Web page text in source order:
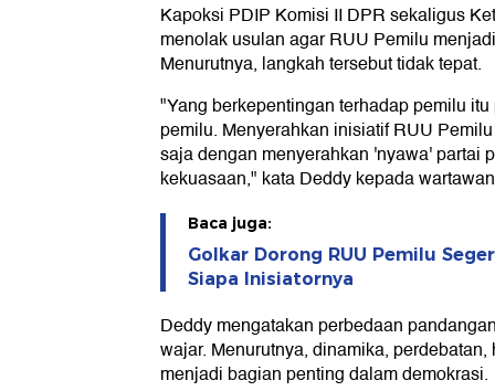
Kapoksi PDIP Komisi II DPR sekaligus
menolak usulan agar RUU Pemilu
Menurutnya, langkah tersebut tidak tepat.
"Yang berkepentingan terhadap pemilu
pemilu. Menyerahkan inisiatif RUU
saja dengan menyerahkan 'nyawa' partai
kekuasaan," kata Deddy kepada
Baca juga:
Golkar Dorong RUU Pemilu
Siapa Inisiatornya
Deddy mengatakan perbedaan
wajar. Menurutnya, dinamika,
menjadi bagian penting dalam demokrasi.